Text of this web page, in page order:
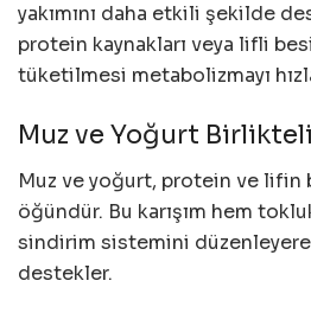
yakımını daha etkili şekilde
protein kaynakları veya lifli
tüketilmesi metabolizmayı
Muz ve Yoğurt
Muz ve yoğurt, protein ve lifin
öğündür. Bu karışım hem
sindirim sistemini
destekler.